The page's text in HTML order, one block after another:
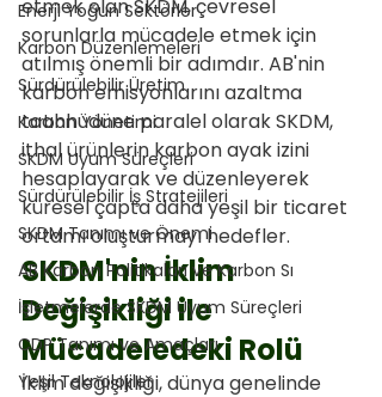
Enerji Yoğun Sektörler
Karbon Düzenlemeleri
Sürdürülebilir Üretim
Karbon Yönetimi
SKDM Uyum Süreçleri
Sürdürülebilir İş Stratejileri
SKDM Tanımı ve Önemi
AB Karbon Politikaları ve Karbon Sı
İşletmelerde SKDM Uyum Süreçleri
CDP Tanımı ve Amaçları
Yeşil Teknolojiler
etmek olan SKDM, çevresel
sorunlarla mücadele etmek için
atılmış önemli bir adımdır. AB'nin
karbon emisyonlarını azaltma
taahhüdüne paralel olarak SKDM,
ithal ürünlerin karbon ayak izini
hesaplayarak ve düzenleyerek
küresel çapta daha yeşil bir ticaret
ortamı oluşturmayı hedefler.
SKDM'nin İklim
Değişikliği ile
Mücadeledeki Rolü
İklim değişikliği, dünya genelinde